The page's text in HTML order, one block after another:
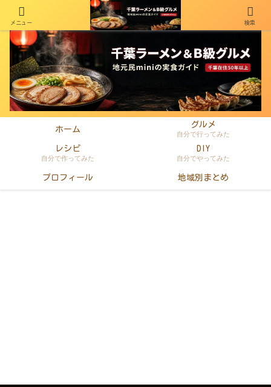
千葉在住50年以上のminiがラーメン・町中華・B級グルメを本音レビュー
ホーム
グルメ
自分で行ってみた
レシピ
自分で作ってみた
DIY
自分でやってみた
プロフィール 地域別まとめ
メニュー 検索